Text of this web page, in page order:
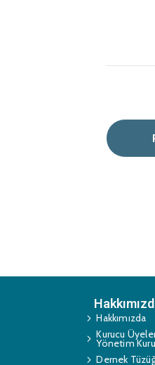
Hakkımızda
Kurucu
Yönetim
Dernek